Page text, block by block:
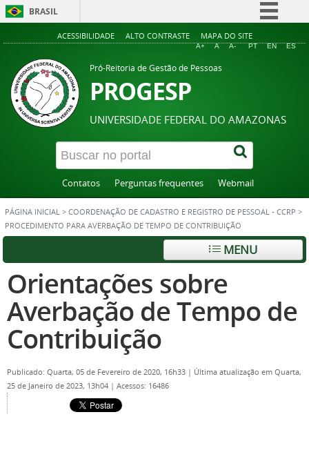
BRASIL
Simplifique!
Acesso à informação
Legislação
Canais
ACESSIBILIDADE ALTO CONTRASTE MAPA DO SITE
A+ A A- PT EN ES
Pró-Reitoria de Gestão de Pessoas
PROGESP
UNIVERSIDADE FEDERAL DO AMAZONAS
Contatos Perguntas frequentes Webmail
PÁGINA INICIAL > COORDENAÇÃO DE CADASTRO E REGISTRO DE PESSOAL - CCRP >
PROCEDIMENTO PARA AVERBAÇÃO DE TEMPO DE CONTRIBUIÇÃO
MENU
Orientações sobre
Averbação de Tempo de
Contribuição
Publicado: Quarta, 05 de Fevereiro de 2020, 16h33 | Última atualização em Quarta,
25 de Janeiro de 2023, 13h04 | Acessos: 16486